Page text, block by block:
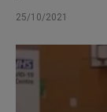
25/10/2021